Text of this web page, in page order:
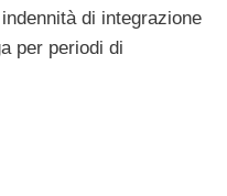
di integrazione
per periodi di